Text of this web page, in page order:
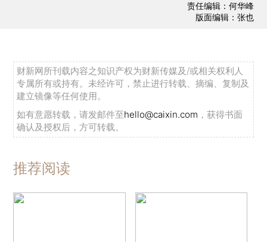
责任编辑：何华峰
版面编辑：张也
财新网所刊载内容之知识产权为财新传媒及/或相关权利人
专属所有或持有。未经许可，禁止进行转载、摘编、复制及
建立镜像等任何使用。
如有意愿转载，请发邮件至hello@caixin.com ，获得书面
确认及授权后，方可转载。
推荐阅读